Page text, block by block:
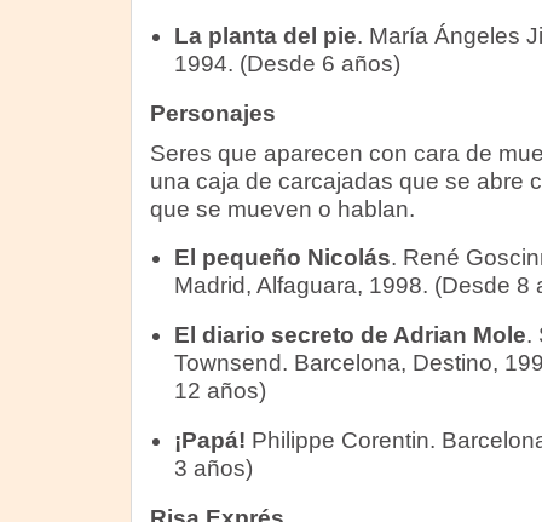
La planta del pie. María Ángeles
1994. (Desde 6 años)
Personajes
Seres que aparecen con cara de
una caja de carcajadas que se abre
que se mueven o hablan.
El pequeño Nicolás. René
Madrid, Alfaguara, 1998. (Desde 8
El diario secreto de Adrian Mole.
Townsend. Barcelona, Destino,
12 años)
¡Papá! Philippe Corentin.
3 años)